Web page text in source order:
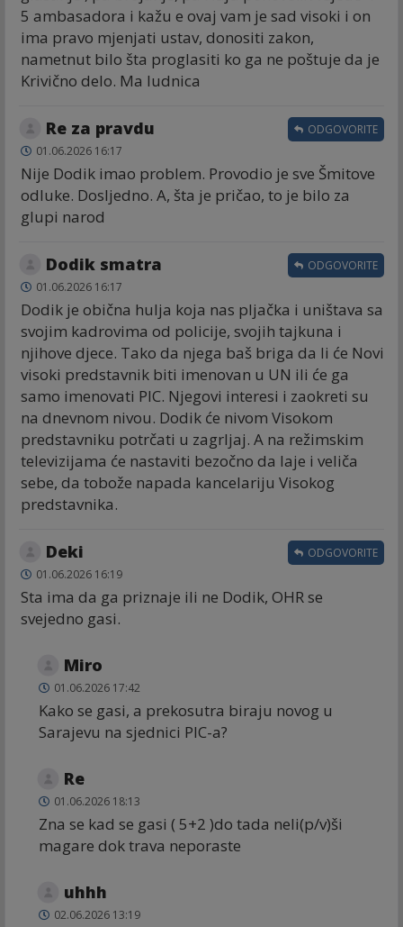
5 ambasadora i kažu e ovaj vam je sad visoki i on
ima pravo mjenjati ustav, donositi zakon,
nametnut bilo šta proglasiti ko ga ne poštuje da je
Krivično delo. Ma ludnica
Re za pravdu
01.06.2026 16:17
Nije Dodik imao problem. Provodio je sve Šmitove
odluke. Dosljedno. A, šta je pričao, to je bilo za
glupi narod
ODGOVORITE
Dodik smatra
01.06.2026 16:17
Dodik je obična hulja koja nas pljačka i uništava sa
svojim kadrovima od policije, svojih tajkuna i
njihove djece. Tako da njega baš briga da li će Novi
visoki predstavnik biti imenovan u UN ili će ga
samo imenovati PIC. Njegovi interesi i zaokreti su
na dnevnom nivou. Dodik će nivom Visokom
predstavniku potrčati u zagrljaj. A na režimskim
televizijama će nastaviti bezočno da laje i veliča
sebe, da tobože napada kancelariju Visokog
predstavnika.
ODGOVORITE
Deki
01.06.2026 16:19
Sta ima da ga priznaje ili ne Dodik, OHR se
svejedno gasi.
ODGOVORITE
Miro
01.06.2026 17:42
Kako se gasi, a prekosutra biraju novog u
Sarajevu na sjednici PIC-a?
Re
01.06.2026 18:13
Zna se kad se gasi ( 5+2 )do tada neli(p/v)ši
magare dok trava neporaste
uhhh
02.06.2026 13:19